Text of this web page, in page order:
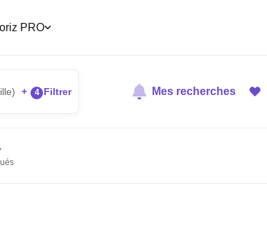
PRO
+ 4 Filtrer Mes recherches